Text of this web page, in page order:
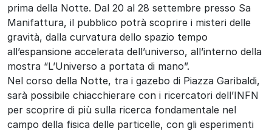
prima della Notte. Dal 20 al 28 settembre presso Sa
Manifattura, il pubblico potrà scoprire i misteri delle
gravità, dalla curvatura dello spazio tempo
all’espansione accelerata dell’universo, all’interno della
mostra “L’Universo a portata di mano”.
Nel corso della Notte, tra i gazebo di Piazza Garibaldi,
sarà possibile chiacchierare con i ricercatori dell’INFN
per scoprire di più sulla ricerca fondamentale nel
campo della fisica delle particelle, con gli esperimenti